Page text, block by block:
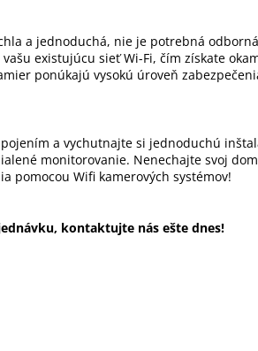
a jednoduchá, nie je potrebná
existujúcu sieť Wi-Fi, čím získate
ponúkajú vysokú úroveň
a vychutnajte si jednoduchú
monitorovanie. Nenechajte svoj
pomocou Wifi kamerových systémov!
kontaktujte nás ešte dnes!